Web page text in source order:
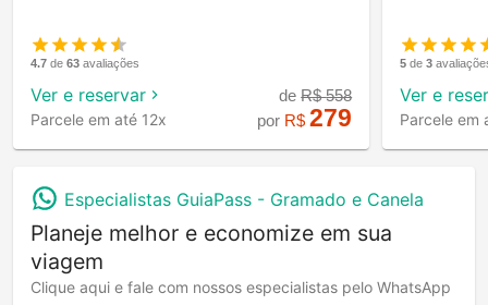
4.7 de 63 avaliações
Ver e reservar
Parcele em até 12x
deR$558
por R$279
5 de 3
Ver e
Parcele em
Especialistas GuiaPass - Gramado e Canela
Planeje melhor e economize em sua
viagem
Clique aqui e fale com nossos especialistas pelo WhatsApp